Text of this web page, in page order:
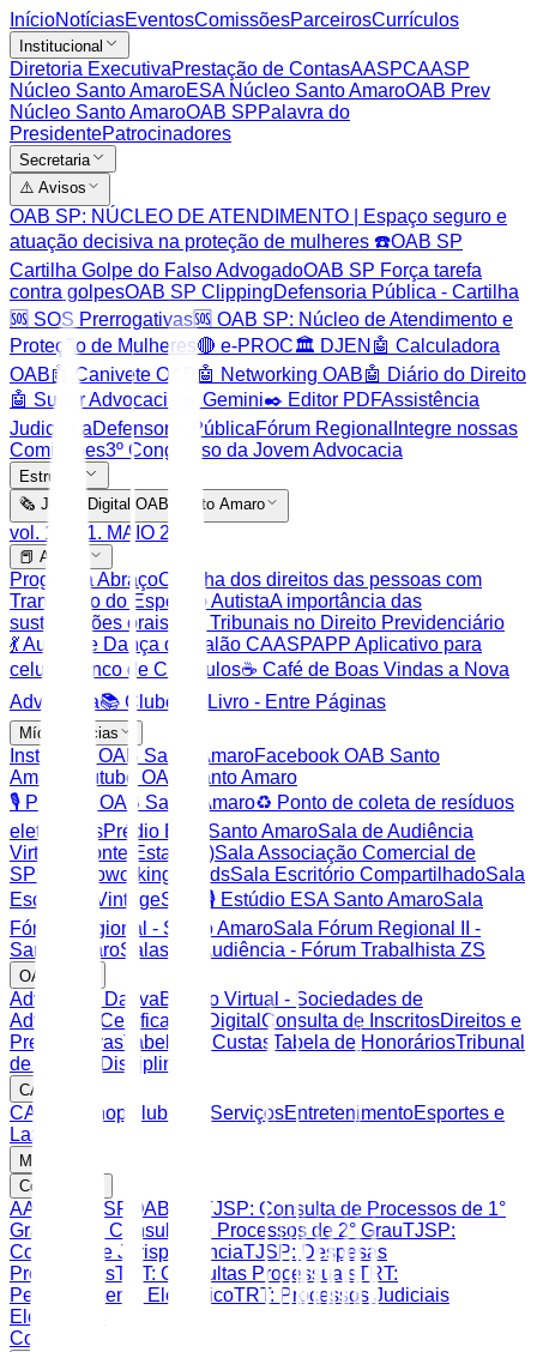
InícioNotíciasEventosComissõesParceirosCurrículos
Institucional
Diretoria ExecutivaPrestação de ContasAASPCAASP
Núcleo Santo AmaroESA Núcleo Santo AmaroOAB Prev
Núcleo Santo AmaroOAB SPPalavra do
PresidentePatrocinadores
Secretaria
⚠️ Avisos
OAB SP: NÚCLEO DE ATENDIMENTO | Espaço seguro e
atuação decisiva na proteção de mulheres ☎️OAB SP
Cartilha Golpe do Falso AdvogadoOAB SP Força tarefa
contra golpesOAB SP ClippingDefensoria Pública - Cartilha
🆘 SOS Prerrogativas🆘 OAB SP: Núcleo de Atendimento e
Proteção de Mulheres🔴 e-PROC🏛️ DJEN 🤖 Calculadora
OAB🤖 Canivete OAB 🤖 Networking OAB🤖 Diário do Direito
🤖 Super Advocacia
🧠 Gemini✒️ Editor PDFAssistência
JudiciáriaDefensoria PúblicaFórum Regional Integre nossas
Comissões3º Congresso da Jovem Advocacia
Estrutura
🗞️ Jornal Digital OAB Santo Amaro
vol. 1. Nº1. MAIO 2026
📕 Artigos
Programa AbraçoCartilha dos direitos das pessoas com
Transtorno do Espectro AutistaA importância das
sustentações orais nos Tribunais no Direito Previdenciário
💃 Aulas de Dança de Salão CAASPAPP Aplicativo para
celular
Banco de Currículos☕ Café de Boas Vindas a Nova
Advocacia📚 Clube do Livro - Entre Páginas
Mídias Socias
Instagram OAB Santo AmaroFacebook OAB Santo
Amaro
Youtube OAB Santo Amaro
🎙️ Podcast OAB Santo Amaro♻️ Ponto de coleta de resíduos
eletrônicosPrédio ESA Santo AmaroSala de Audiência
Virtual ( ponte Estaiada)Sala Associação Comercial de
SP Sala Coworking & kidsSala Escritório CompartilhadoSala
Escritório VintageSala 🎙️ Estúdio ESA Santo AmaroSala
Fórum Regional - Santo AmaroSala Fórum Regional II -
Santo AmaroSalas de Audiência - Fórum Trabalhista ZS
OAB SP
Advocacia DativaBalcão Virtual - Sociedades de
Advocacia Certificação Digital Consulta de InscritosDireitos e
PrerrogativasTabela de CustasTabela de HonoráriosTribunal
de Ética e Disciplina
CAASP
CAASP Shop Clube de ServiçosEntretenimentoEsportes e
Lazer
Mais
Consultas
AASP CAASP OAB SP
TJSP: Consulta de Processos de 1°
Grau
TJSP: Consulta de Processos de 2° GrauTJSP:
Consulta de JurisprudênciaTJSP: Despesas
ProcessuaisTRT: Consultas Processuais TRT:
Peticionamento EletrônicoTRT: Processos Judiciais
Eletrônicos
Contato